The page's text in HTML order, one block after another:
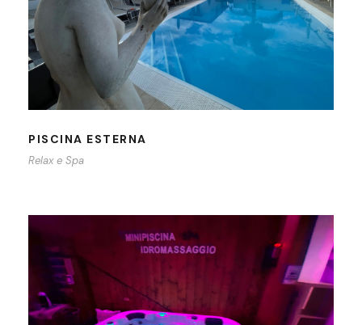
PISCINA ESTERNA
Relax e Spa
PERCORSO SPA PRIVATA